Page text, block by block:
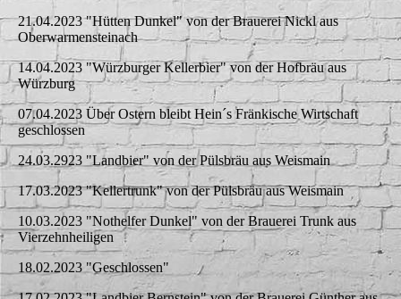
21.04.2023 "Hütten Dunkel" von der Brauerei Nickl aus
Oberwarmensteinach
14.04.2023 "Würzburger Kellerbier" von der Hofbräu aus
Würzburg
07.04.2023 Über Ostern bleibt Hein´s Fränkische Wirtschaft
geschlossen
24.03.2923 "Landbier" von der Pülsbräu aus Weismain
17.03.2023 "Kellertrunk" von der Pülsbräu aus Weismain
10.03.2023 "Nothelfer Dunkel" von der Brauerei Trunk aus
Vierzehnheiligen
18.02.2023 "Geschlossen"